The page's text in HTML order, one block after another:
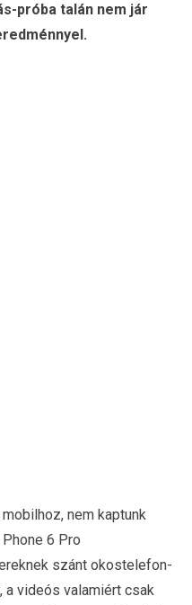
próba talán nem jár
nem kaptunk
6 Pro
szánt okostelefon-
a videós valamiért csak